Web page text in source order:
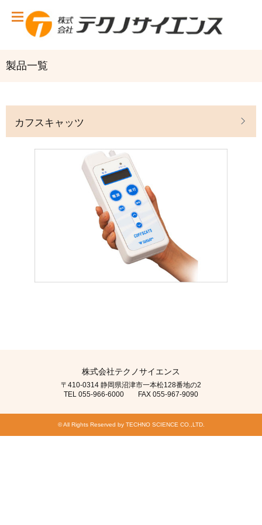
製品一覧
カフスキャッツ
株式会社テクノサイエンス
〒410-0314 静岡県沼津市一本松128番地の2
TEL 055-966-6000 FAX 055-967-9090
© All Rights Reserved by TECHNO SCIENCE CO.,LTD.